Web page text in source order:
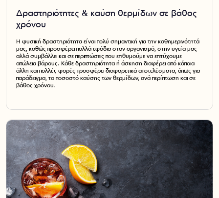
Δραστηριότητες & καύση θερμίδων σε βάθος
χρόνου
Η φυσική δραστηριότητα είναι πολύ σημαντική για την καθημερινότητά
μας, καθώς προσφέρει πολλά εφόδια στον οργανισμό, στην υγεία μας
αλλά συμβάλλει και σε περιπτώσεις που επιθυμούμε να επιτύχουμε
απώλεια βάρους. Κάθε δραστηριότητα ή άσκηση διαφέρει από κάποια
άλλη και πολλές φορές προσφέρει διαφορετικά αποτελέσματα, όπως για
παράδειγμα, το ποσοστό καύσης των θερμίδων, ανά περίπτωση και σε
βάθος χρόνου.